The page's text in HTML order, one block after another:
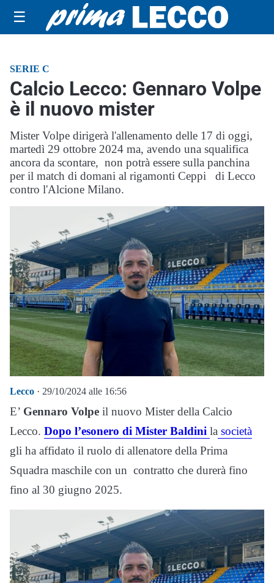
☰
SERIE C
Calcio Lecco: Gennaro Volpe
è il nuovo mister
Mister Volpe dirigerà l'allenamento delle 17 di oggi,
martedì 29 ottobre 2024 ma, avendo una squalifica
ancora da scontare, non potrà essere sulla panchina
per il match di domani al rigamonti Ceppi di Lecco
contro l'Alcione Milano.
Lecco · 29/10/2024 alle 16:56
E’ Gennaro Volpe il nuovo Mister della Calcio
Lecco. Dopo l’esonero di Mister Baldini la società
gli ha affidato il ruolo di allenatore della Prima
Squadra maschile con un contratto che durerà fino
fino al 30 giugno 2025.